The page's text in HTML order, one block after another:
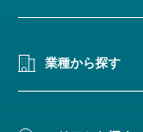
業種から探す